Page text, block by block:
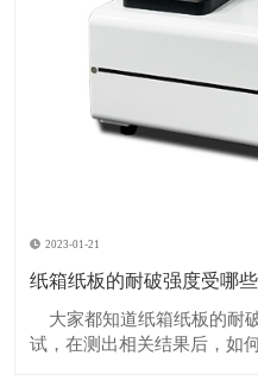
2023-01-21
纸箱纸板的耐破强度受哪
大家都知道纸箱纸板的耐
试，在测出相关结果后，如
解纸箱耐破强度受哪些因